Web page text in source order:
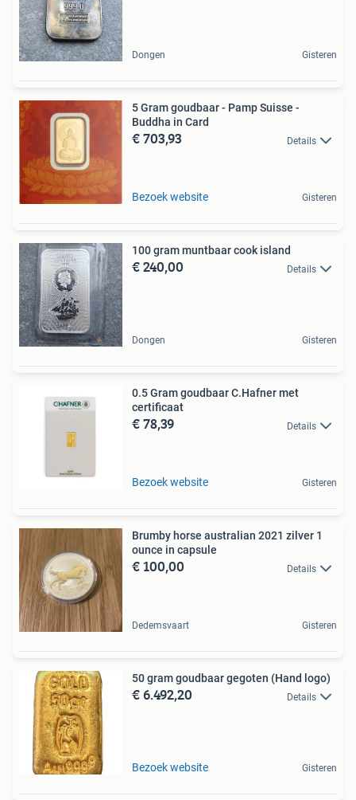
Dongen Gisteren
5 Gram goudbaar - Pamp Suisse -
Buddha in Card
€ 703,93 Details
Bezoek website Gisteren
100 gram muntbaar cook island
€ 240,00 Details
Dongen Gisteren
0.5 Gram goudbaar C.Hafner met
certificaat
€ 78,39 Details
Bezoek website Gisteren
Brumby horse australian 2021 zilver 1
ounce in capsule
€ 100,00 Details
Dedemsvaart Gisteren
50 gram goudbaar gegoten (Hand logo)
€ 6.492,20 Details
Bezoek website Gisteren